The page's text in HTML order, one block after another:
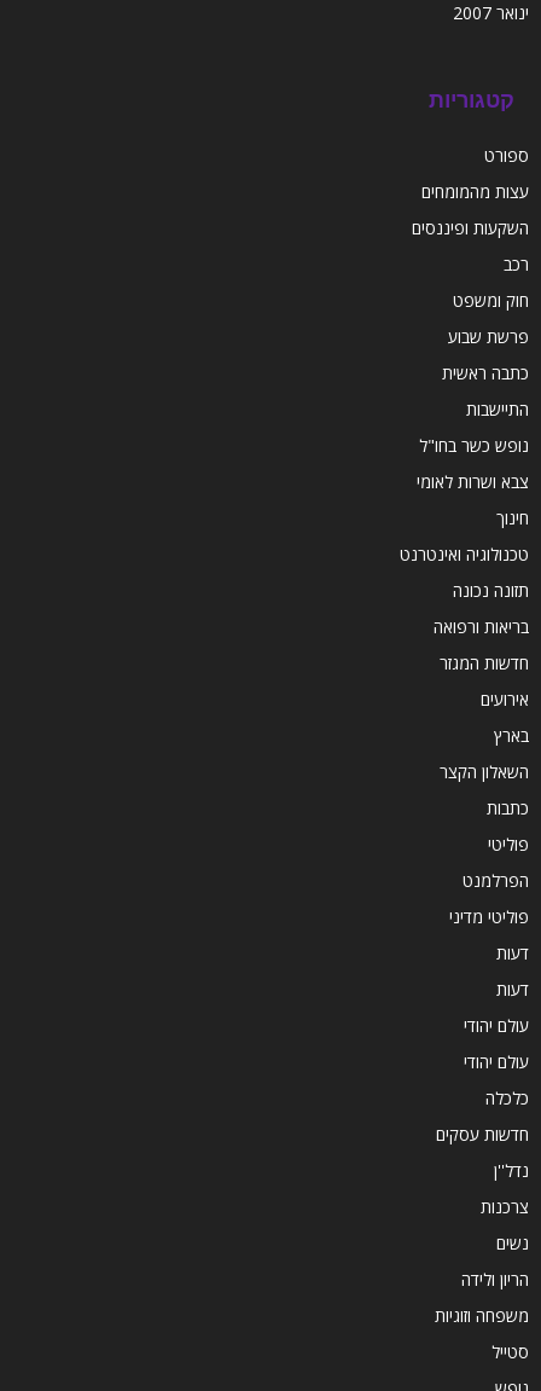
ינואר 2007
קטגוריות
ספורט
עצות מהמומחים
השקעות ופיננסים
רכב
חוק ומשפט
פרשת שבוע
כתבה ראשית
התיישבות
נופש כשר בחו"ל
צבא ושרות לאומי
חינוך
טכנולוגיה ואינטרנט
תזונה נכונה
בריאות ורפואה
חדשות המגזר
אירועים
בארץ
השאלון הקצר
כתבות
פוליטי
הפרלמנט
פוליטי מדיני
דעות
דעות
עולם יהודי
עולם יהודי
כלכלה
חדשות עסקים
נדל''ן
צרכנות
נשים
הריון ולידה
משפחה וזוגיות
סטייל